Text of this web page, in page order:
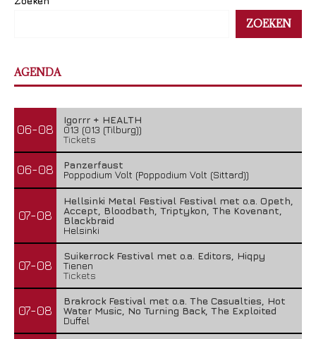
ZOEKEN
AGENDA
06-08
Igorrr + HEALTH
013 (013 (Tilburg))
Tickets
06-08
Panzerfaust
Poppodium Volt (Poppodium Volt (Sittard))
07-08
Hellsinki Metal Festival Festival met o.a. Opeth,
Accept, Bloodbath, Triptykon, The Kovenant,
Blackbraid
Helsinki
07-08
Suikerrock Festival met o.a. Editors, Hiqpy
Tienen
Tickets
07-08
Brakrock Festival met o.a. The Casualties, Hot
Water Music, No Turning Back, The Exploited
Duffel